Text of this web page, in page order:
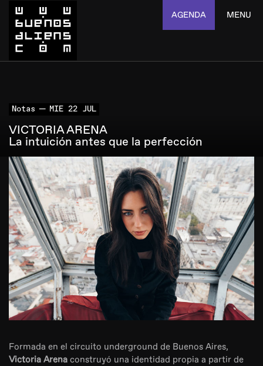
AGENDA MENU
Notas MIE 22 JUL
VICTORIA ARENA
La intuición antes que la perfección
Formada en el circuito underground de Buenos Aires,
Victoria Arena construyó una identidad propia a partir de